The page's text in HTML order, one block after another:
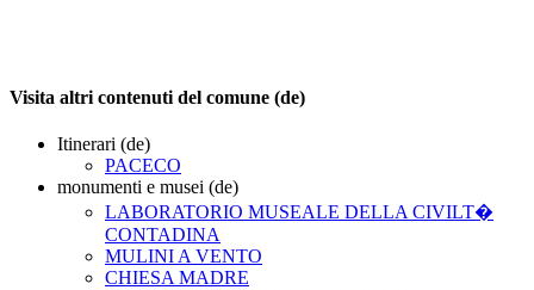
Visita altri contenuti del comune (de)
Itinerari (de)
PACECO
monumenti e musei (de)
LABORATORIO MUSEALE DELLA CIVILT�
CONTADINA
MULINI A VENTO
CHIESA MADRE